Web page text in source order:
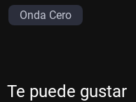
Onda Cero
Te puede gustar